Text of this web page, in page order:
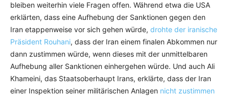
bleiben weiterhin viele Fragen offen. Während etwa die USA
erklärten, dass eine Aufhebung der Sanktionen gegen den
Iran etappenweise vor sich gehen würde, drohte der iranische
Präsident Rouhani, dass der Iran einem finalen Abkommen nur
dann zustimmen würde, wenn dieses mit der unmittelbaren
Aufhebung aller Sanktionen einhergehen würde. Und auch Ali
Khameini, das Staatsoberhaupt Irans, erklärte, dass der Iran
einer Inspektion seiner militärischen Anlagen nicht zustimmen